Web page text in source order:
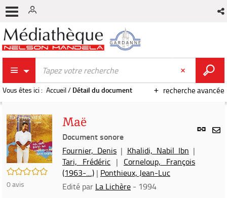
recherche avancée
Vous êtes ici : Accueil/ Détail du document
Lien
/5
0avis
Maë
Document sonore
Fournier, Denis | Khalidi, Nabil Ibn |
Tari, Frédéric | Corneloup, François
(1963-....) | Ponthieux, Jean-Luc
Edité par La Lichère - 1994